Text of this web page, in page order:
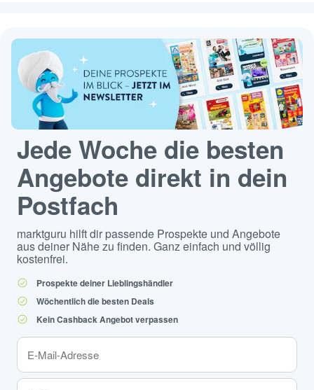
Jede Woche die besten
Angebote direkt in dein
Postfach
marktguru hilft dir passende Prospekte und Angebote
aus deiner Nähe zu finden. Ganz einfach und völlig
kostenfrei.
Prospekte deiner Lieblingshändler
Wöchentlich die besten Deals
Kein Cashback Angebot verpassen